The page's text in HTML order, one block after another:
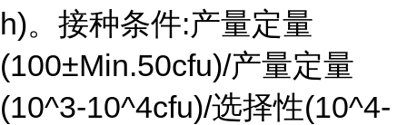
h)。接种条件:产量定量
(100±Min.50cfu)/产量定量
(10^3-10^4cfu)/选择性(10^4-